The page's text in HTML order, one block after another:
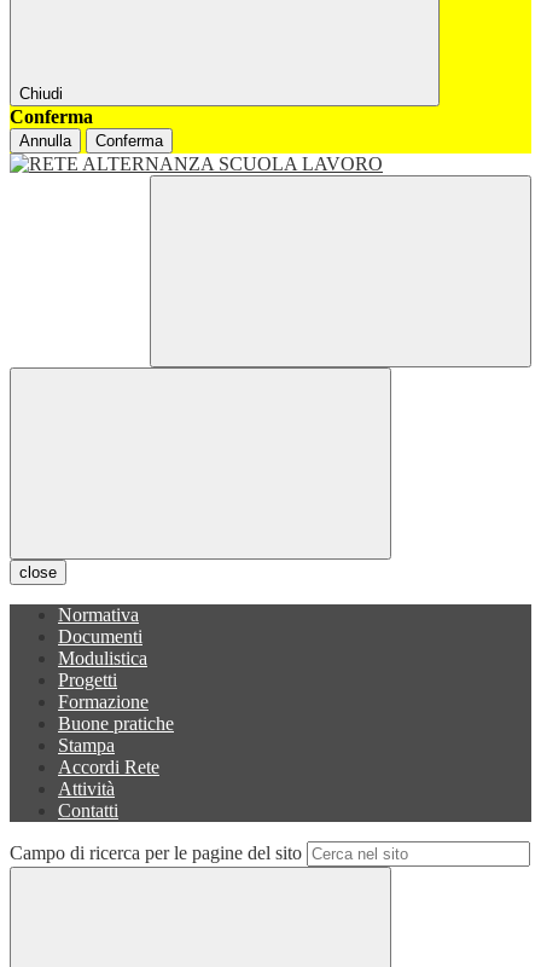
Chiudi
Conferma
Annulla Conferma
close
Normativa
Documenti
Modulistica
Progetti
Formazione
Buone pratiche
Stampa
Accordi Rete
Attività
Contatti
Campo di ricerca per le pagine del sito